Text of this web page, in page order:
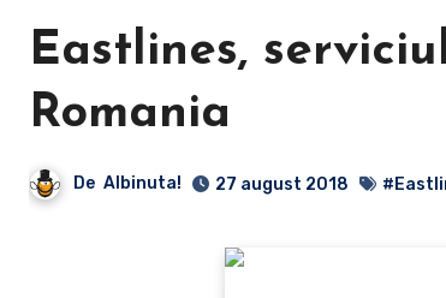
Eastlines,
Romania
De Albinuta! 27 august 2018